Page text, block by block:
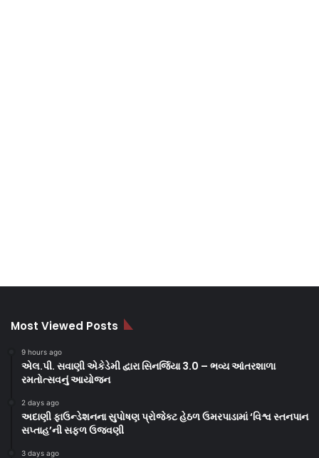
Most Viewed Posts
9 hours ago
એલ.પી. સવાણી એકેડેમી દ્વારા સિનર્જિયા 3.0 – ભવ્ય આંતરશાળા
રમતોત્સવનું આયોજન
2 days ago
અદાણી ફાઉન્ડેશનના સુપોષણ પ્રોજેક્ટ હેઠળ ઉમરપાડામાં ‘વિશ્વ સ્તનપાન
સપ્તાહ’ની સફળ ઉજવણી
3 days ago